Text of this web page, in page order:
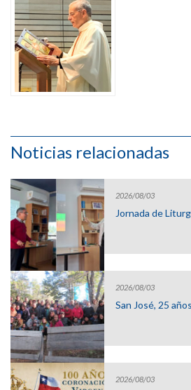
Noticias relacionadas
2026/08/03
Jornada de
2026/08/03
San José, 25 años
2026/08/03